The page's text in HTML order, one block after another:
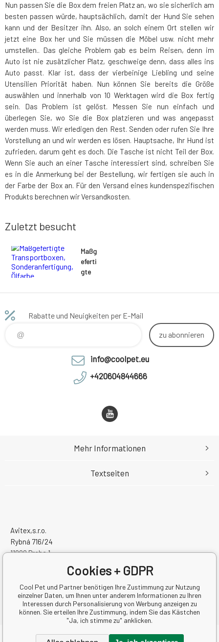
Nun passen Sie die Box dem freien Platz an, wo sie sicherlich am
besten passen würde, hauptsächlich, damit der Hund Sie sehen
kann und der Besitzer ihn. Also, an solch einem Ort stellen wir
jetzt eine Box her und Sie müssen die Möbel usw. nicht mehr
umstellen.. Das gleiche Problem gab es beim Reisen, denn im
Auto ist nie zusätzlicher Platz, geschweige denn, dass alles ins
Auto passt. Klar ist, dass der vierbeinige Liebling und seine
Utensilien Priorität haben. Nun können Sie bereits die Größe
auswählen und innerhalb von 10 Werktagen wird die Box fertig
sein. Das Problem ist gelöst. Messen Sie nun einfach und
überlegen Sie, wo Sie die Box platzieren und was angepasst
werden muss. Wir erledigen den Rest. Senden oder rufen Sie Ihre
Vorstellung an und wir werden es lösen. Hauptsache, Ihr Hund ist
zufrieden, darum geht es doch. Die Tasche ist nicht Teil der Box.
Wenn Sie auch an einer Tasche interessiert sind, schreiben Sie
es in die Anmerkung bei der Bestellung, wir fertigen sie auch in
der Farbe der Box an. Für den Versand eines kundenspezifischen
Produkts berechnen wir Versandkosten.
Zuletzt besucht
Maßg
eferti
gte
port
n,
ung,
Ölfar
be
Rabatte und Neuigkeiten per E-Mail
zu abonnieren
info@coolpet.eu
+420604844666
Avitex,s.r.o.
Rybná 716/24
11000 Praha 1
Handelsregister Nr.: 60745291
Steuernum.: CZ60745291
Mehr Informationen
Textseiten
Cookies + GDPR
Cool Pet und Partner benötigen Ihre Zustimmung zur Nutzung
einzelner Daten, um Ihnen unter anderem Informationen zu Ihren
Interessen durch Personalisierung von Werbung anzeigen zu
können. Sie erteilen Ihre Zustimmung, indem Sie das Kästchen
"Ja, ich stimme zu" anklicken.